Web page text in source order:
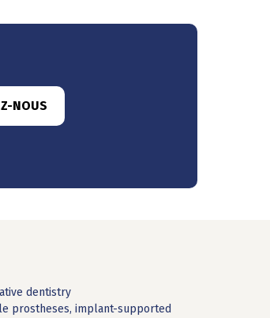
NOUS
dentistry
prostheses, implant-supported